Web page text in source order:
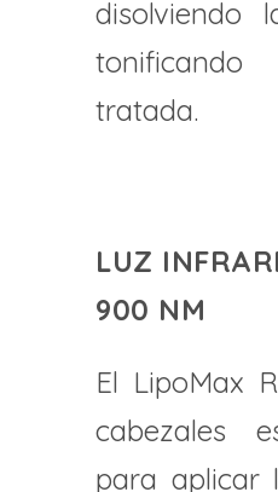
disolviendo
tratada.
LUZ
900 NM
El LipoMax
cabezales
para aplicar